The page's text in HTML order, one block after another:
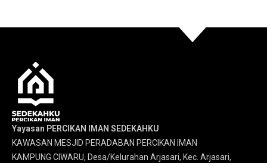
Yayasan PERCIKAN IMAN SEDEKAHKU
KAWASAN MESJID PERADABAN PERCIKAN IMAN
KAMPUNG CIWARU, Desa/Kelurahan Arjasari, Kec. Arjasari,